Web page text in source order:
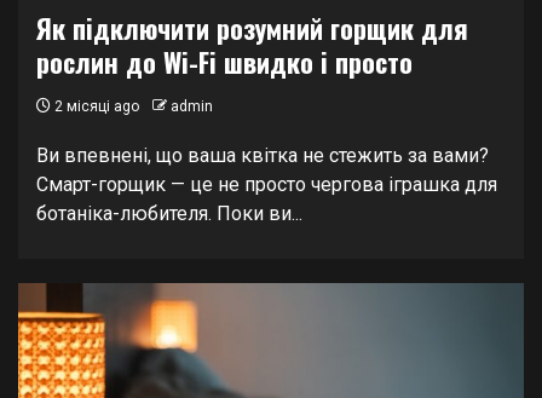
Як підключити розумний горщик для
рослин до Wi-Fi швидко і просто
2 місяці ago admin
Ви впевнені, що ваша квітка не стежить за вами?
Смарт-горщик — це не просто чергова іграшка для
ботаніка-любителя. Поки ви...